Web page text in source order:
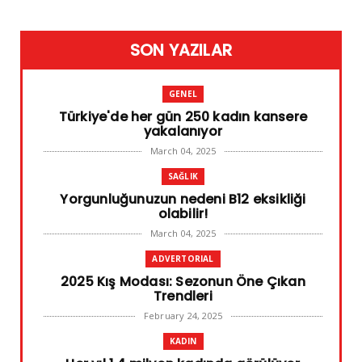
SON YAZILAR
GENEL
Türkiye'de her gün 250 kadın kansere
yakalanıyor
March 04, 2025
SAĞLIK
Yorgunluğunuzun nedeni B12 eksikliği
olabilir!
March 04, 2025
ADVERTORIAL
2025 Kış Modası: Sezonun Öne Çıkan
Trendleri
February 24, 2025
KADIN